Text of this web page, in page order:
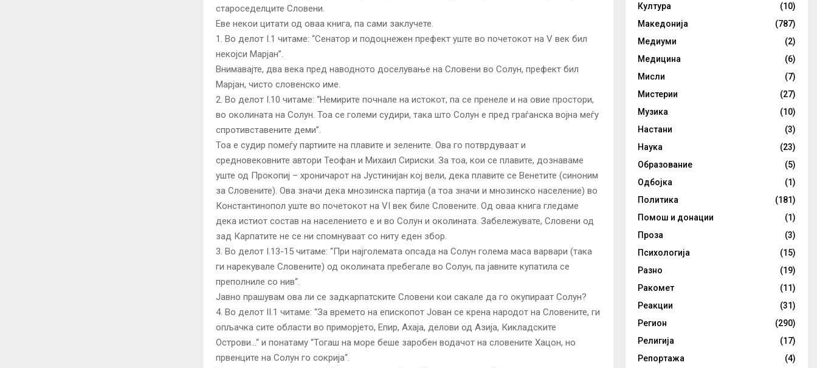
староседелците Словени.
Еве некои цитати од оваа книга, па сами заклучете.
1. Во делот I.1 читаме: “Сенатор и подоцнежен префект уште во почетокот на V век бил
некојси Марјан”.
Внимавајте, два века пред наводното доселување на Словени во Солун, префект бил
Марјан, чисто словенско име.
2. Во делот I.10 читаме: “Немирите почнале на истокот, па се пренеле и на овие простори,
во околината на Солун. Тоа се големи судири, така што Солун е пред граѓанска војна меѓу
спротивставените деми”.
Тоа е судир помеѓу партиите на плавите и зелените. Ова го потврдуваат и
средновековните автори Теофан и Михаил Сириски. За тоа, кои се плавите, дознаваме
уште од Прокопиј – хроничарот на Јустинијан кој вели, дека плавите се Венетите (синоним
за Словените). Ова значи дека мнозинска партија (а тоа значи и мнозинско население) во
Константинопол уште во почетокот на VI век биле Словените. Од оваа книга гледаме
дека истиот состав на населението е и во Солун и околината. Забележувате, Словени од
зад Карпатите не се ни спомнуваат со ниту еден збор.
3. Во делот I.13-15 читаме: “При најголемата опсада на Солун голема маса варвари (така
ги нарекувале Словените) од околината пребегале во Солун, па јавните купатила се
преполниле со нив“.
Јавно прашувам ова ли се задкарпатските Словени кои сакале да го окупираат Солун?
4. Во делот II.1 читаме: “За времето на епископот Јован се крена народот на Словените, ги
опљачка сите области во приморјето, Епир, Ахаја, делови од Азија, Кикладските
Острови…“ и понатаму “Тогаш на море беше заробен водачот на словените Хацон, но
првенците на Солун го сокрија“.
Култура
(10)
Македонија
(787)
Медиуми
(2)
Медицина
(6)
Мисли
(7)
Мистерии
(27)
Музика
(10)
Настани
(3)
Наука
(23)
Образование
(5)
Одбојка
(1)
Политика
(181)
Помош и донации
(1)
Проза
(3)
Психологија
(15)
Разно
(19)
Ракомет
(11)
Реакции
(31)
Регион
(290)
Религија
(17)
Репортажа
(4)